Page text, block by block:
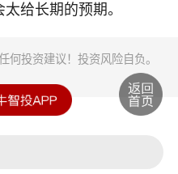
给长期的预期。
何投资建议！投资风险自负。